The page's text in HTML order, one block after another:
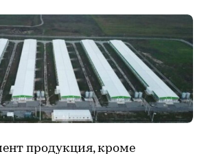
продукция, кроме